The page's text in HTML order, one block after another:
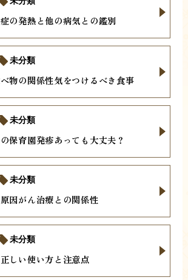
の発熱と他の病気との鑑別
物の関係性気をつけるべき食事
未分類
保育園発疹あっても大丈夫？
未分類
因がん治療との関係性
未分類
しい使い方と注意点
未分類